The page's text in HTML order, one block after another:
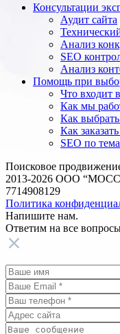
Консультации
Аудит сайта
Анализ
SEO
Анализ
Помощь при
Что входит
Как мы
Как
Как
SEO по
Поисковое
2013-2026 ООО
7714908129
Политика
Напишите нам.
Ответим на все